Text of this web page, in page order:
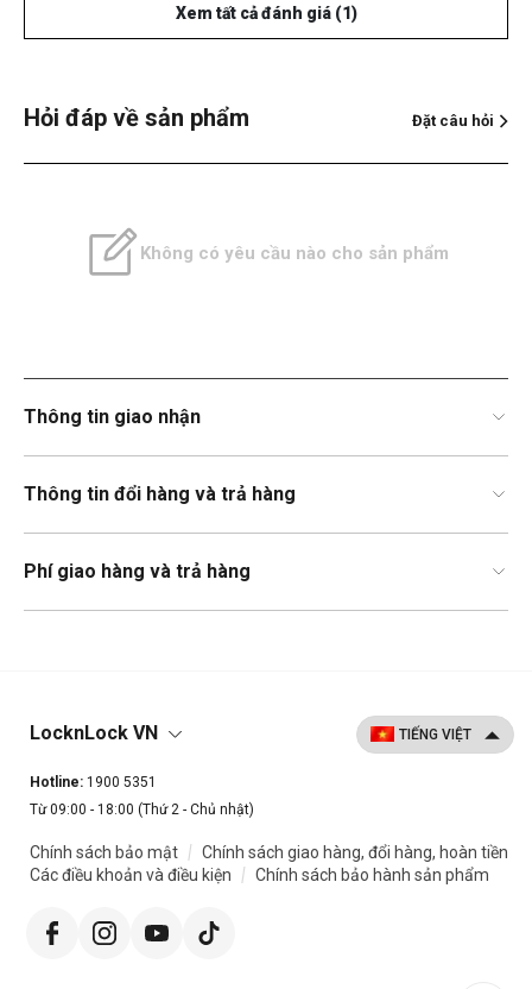
Xem tất cả đánh giá (1)
Hỏi đáp về sản phẩm Đặt câu hỏi
Không có yêu cầu nào cho sản phẩm
Thông tin giao nhận
Thông tin đổi hàng và trả hàng
Phí giao hàng và trả hàng
LocknLock VN
Hotline: 1900 5351
Từ 09:00 - 18:00 (Thứ 2 - Chủ nhật)
Chính sách bảo mật | Chính sách giao hàng, đổi hàng, hoàn tiền
Các điều khoản và điều kiện
| Chính sách bảo hành sản phẩm